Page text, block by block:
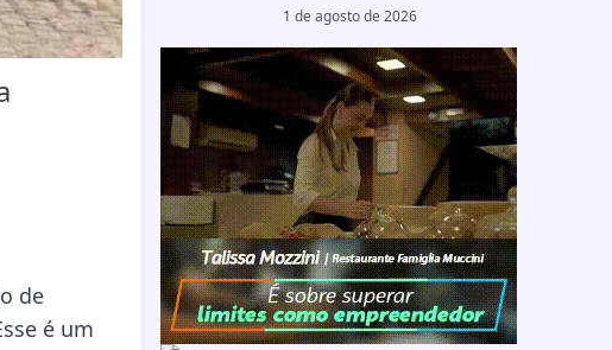
de
é um
1 de agosto de 2026